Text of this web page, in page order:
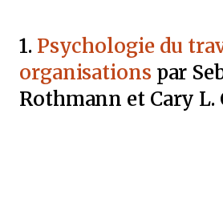
1. Psychologie du
organisations par
Rothmann et Cary L.